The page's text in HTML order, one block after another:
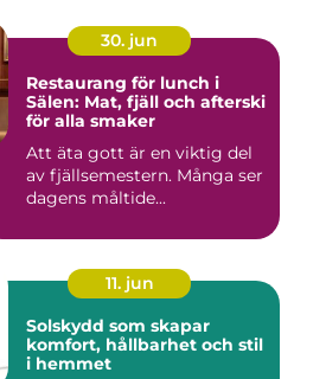
30. jun
Restaurang för lunch i
Sälen: Mat, fjäll och afterski
för alla smaker
Att äta gott är en viktig del
av fjällsemestern. Många ser
dagens måltide...
11. jun
Solskydd som skapar
komfort, hållbarhet och stil
i hemmet